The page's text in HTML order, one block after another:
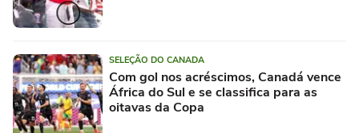
SELEÇÃO DO CANADA
Com gol nos acréscimos, Canadá vence
África do Sul e se classifica para as
oitavas da Copa